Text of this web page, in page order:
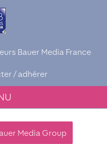
Bauer Media France
/ adhérer
Media Group